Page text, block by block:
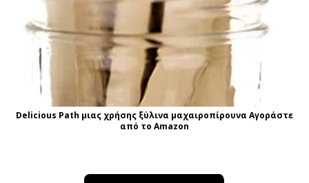
Delicious Path μιας χρήσης ξύλινα μαχαιροπίρουνα Αγοράστε
από το Amazon